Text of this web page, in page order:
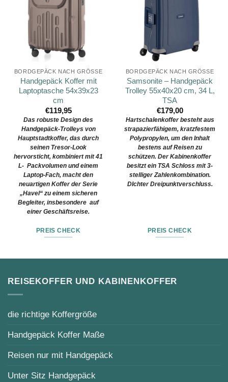
BORDGEPÄCK NACH GRÖSSE
Handgepäck Koffer mit
Laptoptasche 54x39x23
cm
€119,95
Das robuste Design des
Handgepäck-Trolleys von
Hauptstadtkoffer, das durch
seinen Tresor-Look
hervorsticht, kombiniert mit 41
L- Packvolumen und einem
Laptop-Fach, macht den
neuartigen Koffer der Serie
„Havel“ zu einem sicheren
Begleiter, insbesondere auf
einer Geschäftsreise.
PREIS CHECK
BORDGEPÄCK NACH GRÖSSE
Samsonite – Handgepäck
Trolley 55x40x20 cm, 34 L,
TSA
€179,00
Hartschalenkoffer besteht aus
strapazierfähigem, kratzfestem
Polypropylen, um den Inhalt
bestens auf Reisen zu
schützen. Der Kabinenkoffer
besitzt ein TSA Schloss mit 3-
stelliger Zahlenkombination.
DIchter Dreipunktverschluss.
PREIS CHECK
REISEKOFFER UND KABINENKOFFER
die richtige Koffergröße
Handgepäck Koffer Maße
Reisen nur mit Handgepäck
Unter Sitz Handgepäck